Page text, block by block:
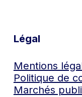
Légal
Mentions
Politique de
Marchés